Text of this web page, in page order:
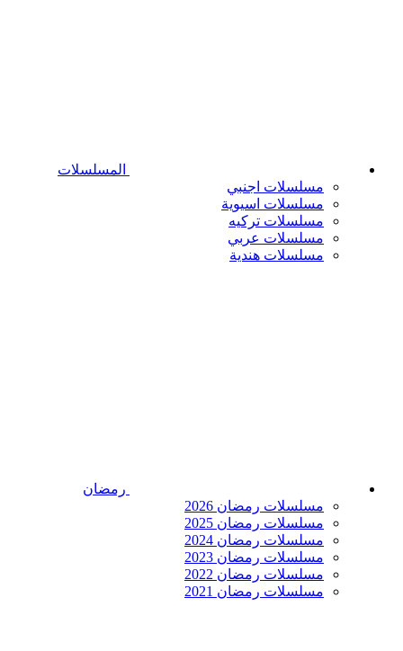
المسلسلات
مسلسلات اجنبي
مسلسلات اسيوية
مسلسلات تركيه
مسلسلات عربي
مسلسلات هندية
رمضان
مسلسلات رمضان 2026
مسلسلات رمضان 2025
مسلسلات رمضان 2024
مسلسلات رمضان 2023
مسلسلات رمضان 2022
مسلسلات رمضان 2021